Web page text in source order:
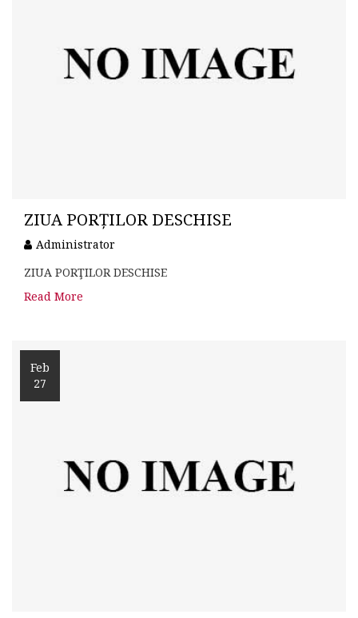
ZIUA PORȚILOR DESCHISE
Administrator
ZIUA PORŢILOR DESCHISE
Read More
Feb
27